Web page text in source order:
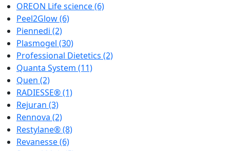
OREON Life science(6)
Peel2Glow(6)
Piennedi (2)
Plasmogel (30)
Professional Dietetics (2)
Quanta System (11)
Quen (2)
RADIESSE®(1)
Rejuran (3)
Rennova (2)
Restylane®(8)
Revanesse(6)